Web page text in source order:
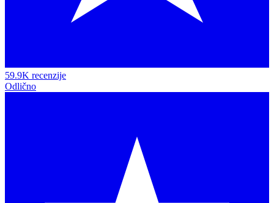
59.9K recenzije
Odlično